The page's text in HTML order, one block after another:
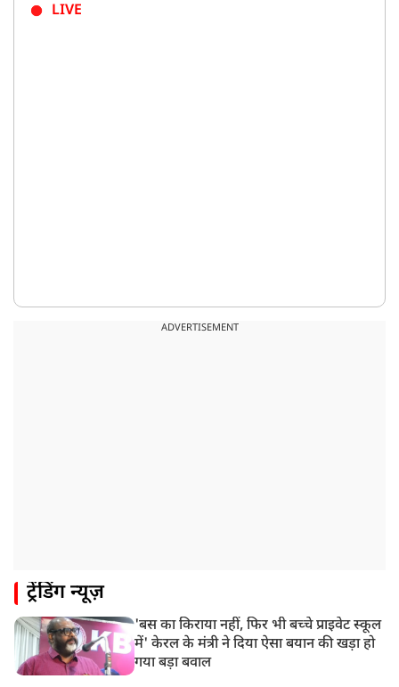
LIVE
ADVERTISEMENT
ट्रेंडिंग न्यूज़
'बस का किराया नहीं, फिर भी बच्चे प्राइवेट स्कूल
में' केरल के मंत्री ने दिया ऐसा बयान की खड़ा हो
गया बड़ा बवाल